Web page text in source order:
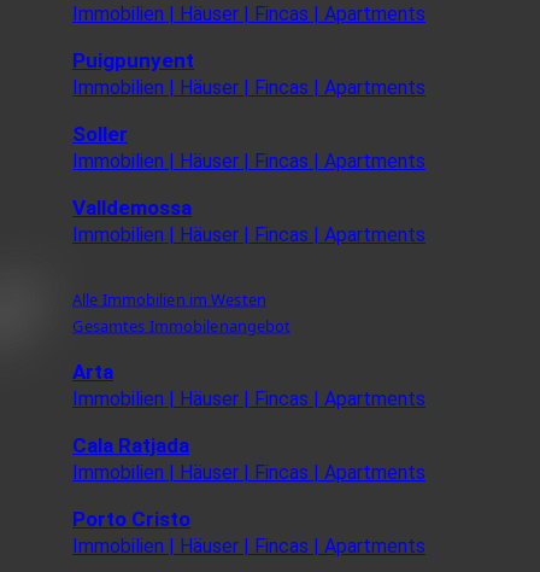
Immobilien | Häuser | Fincas | Apartments
Puigpunyent
Immobilien | Häuser | Fincas | Apartments
Soller
Immobilien | Häuser | Fincas | Apartments
Valldemossa
Immobilien | Häuser | Fincas | Apartments
Alle Immobilien im Westen
Gesamtes Immobilenangebot
Arta
Immobilien | Häuser | Fincas | Apartments
Cala Ratjada
Immobilien | Häuser | Fincas | Apartments
Porto Cristo
Immobilien | Häuser | Fincas | Apartments